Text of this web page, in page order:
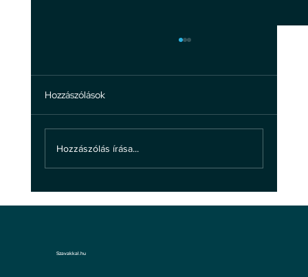
Hozzászólások
Hozzászólás írása...
Szavakkal.hu